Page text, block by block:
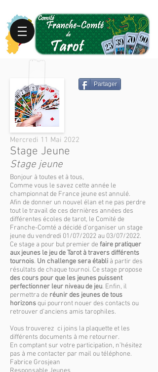
Partager
Mercredi 11 Mai 2022
Stage Jeune
Stage jeune
Bonjour à toutes et à tous,
Comme vous le savez cette année le
championnat de France jeune est annulé.
Afin de donner un nouvel élan et ne pas perdre
tout le travail de ces dernières années des
différentes écoles de tarot, le Comité de
Franche-Comté a décidé d’organiser un stage
jeune du vendredi 01/07/2022 au 03/07/2022.
Ce stage a pour but premier de faire pratiquer
aux jeunes le jeu de Tarot à travers différents
tournois. Un challenge sera établi à partir des
résultats de chaque tournoi. Ce stage propose
des cours pour que les jeunes puissent
perfectionner leur niveau de jeu. Enfin, il
permettra de réunir des jeunes de tous
horizons qui pourront nouer des contacts ou
retrouver d’anciens amis tarophiles.
Vous trouverez ci joins la plaquette et les
différents documents à me retourner.
En comptant sur votre participation, n’hésitez
pas à me contacter par mail ou téléphone.
Fabrice Grosjean